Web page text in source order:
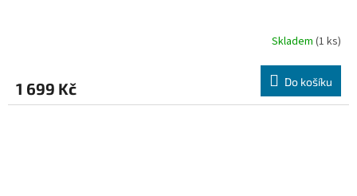
Skladem (1 ks)
1 699 Kč Do košíku